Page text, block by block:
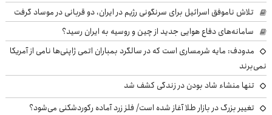
تلاش ناموفق اسرائیل برای سرنگونی رژیم در ایران، دو قربانی در موساد گرفت
سامانه‌های دفاع هوایی جدید از چین و روسیه به ایران رسید؟
مدودف: مایه شرمساری است که در سالگرد بمباران اتمی ژاپنی‌ها نامی از آمریکا
نمی‌برند
تنها منشاء شاد بودن در زندگی کشف شد
تغییر بزرگ در بازار طلا آغاز شده است/ فلز زرد آماده رکوردشکنی می‌شود؟